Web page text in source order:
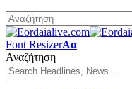
Font ResizerΑα
Αναζήτηση